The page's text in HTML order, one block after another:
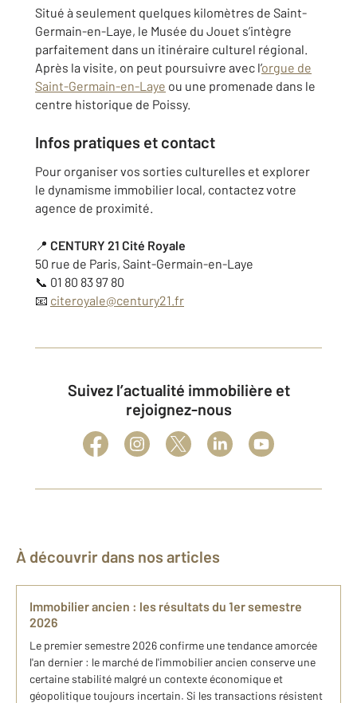
Situé à seulement quelques kilomètres de Saint-
Germain-en-Laye, le Musée du Jouet s’intègre
parfaitement dans un itinéraire culturel régional.
Après la visite, on peut poursuivre avec l’orgue de
Saint-Germain-en-Laye ou une promenade dans le
centre historique de Poissy.
Infos pratiques et contact
Pour organiser vos sorties culturelles et explorer
le dynamisme immobilier local, contactez votre
agence de proximité.
📍 CENTURY 21 Cité Royale
50 rue de Paris, Saint-Germain-en-Laye
📞 01 80 83 97 80
📧 citeroyale@century21.fr
Suivez l’actualité immobilière et
rejoignez-nous
À découvrir dans nos articles
Immobilier ancien : les résultats du 1er semestre
2026
Le premier semestre 2026 confirme une tendance amorcée
l'an dernier : le marché de l'immobilier ancien conserve une
certaine stabilité malgré un contexte économique et
géopolitique toujours incertain. Si les transactions résistent